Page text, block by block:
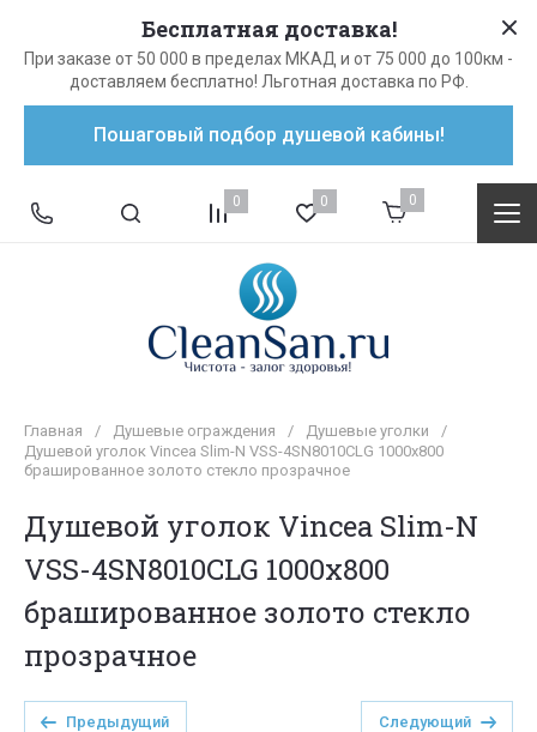
Бесплатная доставка!
При заказе от 50 000 в пределах МКАД и от 75 000 до 100км -
доставляем бесплатно! Льготная доставка по РФ.
Пошаговый подбор душевой кабины!
0 0 0
Главная / Душевые ограждения / Душевые уголки
/
Душевой уголок Vincea Slim-N VSS-4SN8010CLG 1000х800
брашированное золото стекло прозрачное
Душевой уголок Vincea Slim-N
VSS-4SN8010CLG 1000х800
брашированное золото стекло
прозрачное
Предыдущий Следующий